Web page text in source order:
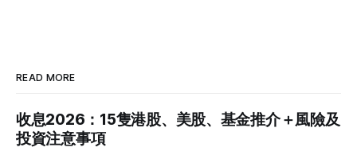
READ MORE
收息2026：15隻港股、美股、基金推介＋風險及
投資注意事項